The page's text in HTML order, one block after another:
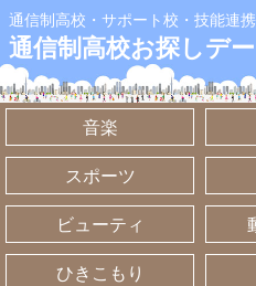
通信制高校・サポート校・技能連
通信制高校お探しデ
音楽
スポーツ
ビューティ
ひきこもり